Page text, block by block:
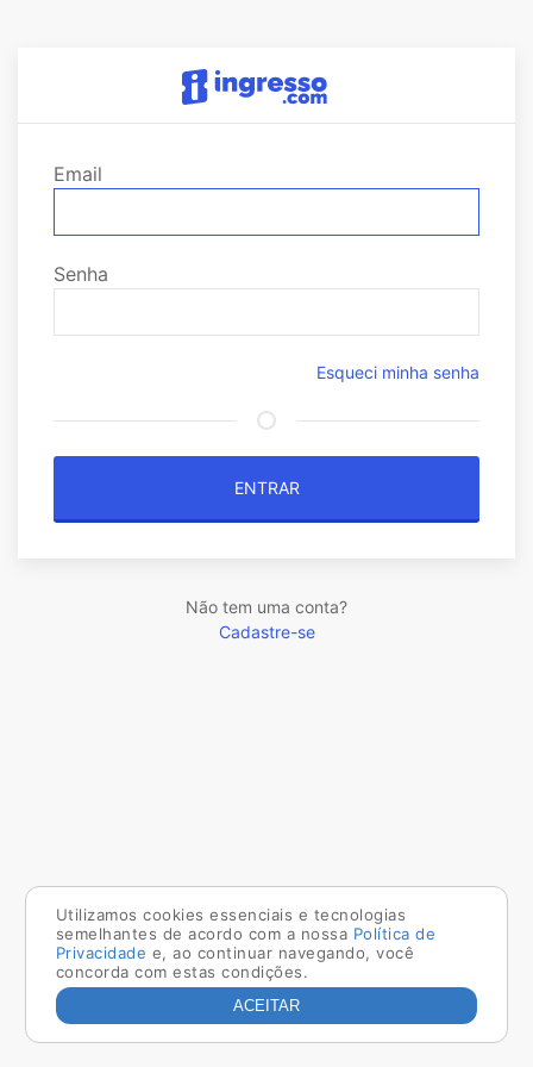
Email
Senha
Esqueci minha senha
Não tem uma conta?
Cadastre-se
Utilizamos cookies essenciais e tecnologias
semelhantes de acordo com a nossa Política de
Privacidade e, ao continuar navegando, você
concorda com estas condições.
ACEITAR